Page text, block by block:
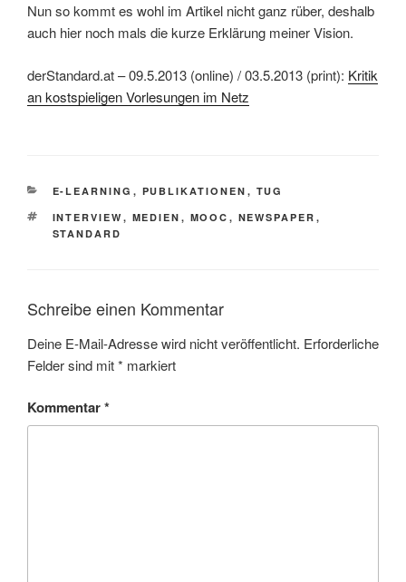
Nun so kommt es wohl im Artikel nicht ganz rüber, deshalb
auch hier noch mals die kurze Erklärung meiner Vision.
derStandard.at – 09.5.2013 (online) / 03.5.2013 (print): Kritik
an kostspieligen Vorlesungen im Netz
KATEGORIEN
E-LEARNING , PUBLIKATIONEN , TUG
SCHLAGWÖRTER
INTERVIEW , MEDIEN , MOOC , NEWSPAPER ,
STANDARD
Schreibe einen Kommentar
Deine E-Mail-Adresse wird nicht veröffentlicht. Erforderliche
Felder sind mit* markiert
Kommentar*